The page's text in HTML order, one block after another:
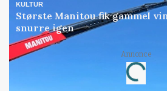
KULTUR
Største Manitou fik gammel
snurre igen
Annonce
Loading...